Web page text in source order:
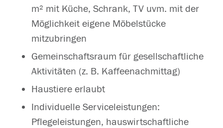
m² mit Küche, Schrank, TV uvm. mit der
Möglichkeit eigene Möbelstücke
mitzubringen
Gemeinschaftsraum für gesellschaftliche
Aktivitäten (z. B. Kaffeenachmittag)
Haustiere erlaubt
Individuelle Serviceleistungen:
Pflegeleistungen, hauswirtschaftliche